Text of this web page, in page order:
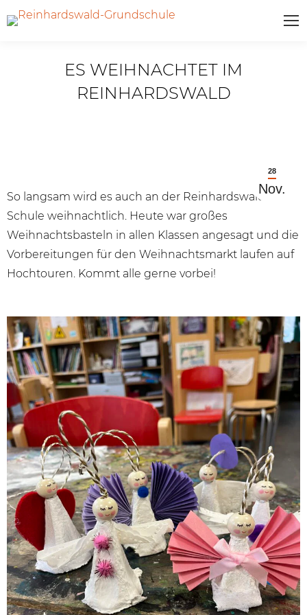
ES WEIHNACHTET IM
REINHARDSWALD
28
Nov.
So langsam wird es auch an der Reinhardswald
Schule weihnachtlich. Heute war großes
Weihnachtsbasteln in allen Klassen angesagt und die
Vorbereitungen für den Weihnachtsmarkt laufen auf
Hochtouren. Kommt alle gerne vorbei!